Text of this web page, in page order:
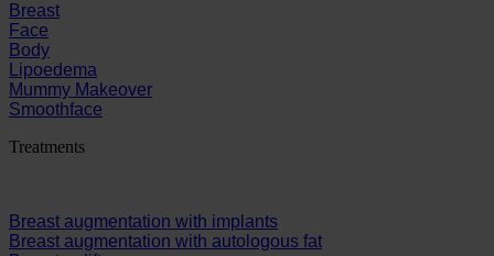
Breast
Face
Body
Lipoedema
Mummy Makeover
Smoothface
Treatments
Breast augmentation with implants
Breast augmentation with autologous fat